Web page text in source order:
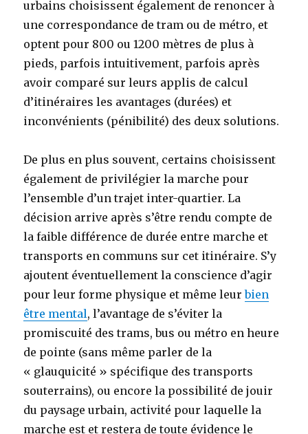
urbains choisissent également de renoncer à
une correspondance de tram ou de métro, et
optent pour 800 ou 1200 mètres de plus à
pieds, parfois intuitivement, parfois après
avoir comparé sur leurs applis de calcul
d’itinéraires les avantages (durées) et
inconvénients (pénibilité) des deux solutions.
De plus en plus souvent, certains choisissent
également de privilégier la marche pour
l’ensemble d’un trajet inter-quartier. La
décision arrive après s’être rendu compte de
la faible différence de durée entre marche et
transports en communs sur cet itinéraire. S’y
ajoutent éventuellement la conscience d’agir
pour leur forme physique et même leurbien
être mental, l’avantage de s’éviter la
promiscuité des trams, bus ou métro en heure
de pointe (sans même parler de la
« glauquicité » spécifique des transports
souterrains), ou encore la possibilité de jouir
du paysage urbain, activité pour laquelle la
marche est et restera de toute évidence le